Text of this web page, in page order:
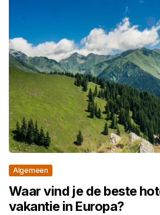
Algemeen
Waar vind je de beste
vakantie in Europa?